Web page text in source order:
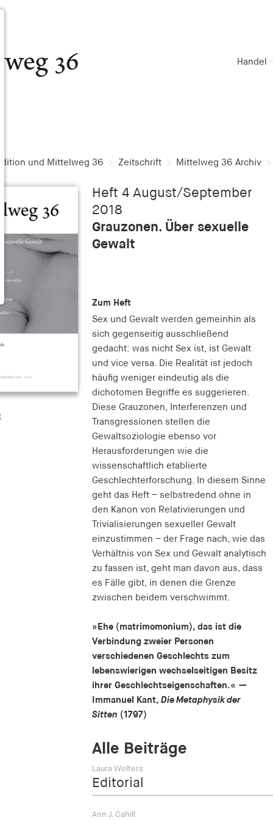
Handel
und Mittelweg 36 Zeitschrift Mittelweg 36 Archiv
Heft 4 August/September
2018
Grauzonen. Über sexuelle
Gewalt
Zum Heft
Sex und Gewalt werden gemeinhin als
sich gegenseitig ausschließend
gedacht: was nicht Sex ist, ist Gewalt
und vice versa. Die Realität ist jedoch
häufig weniger eindeutig als die
dichotomen Begriffe es suggerieren.
Diese Grauzonen, Interferenzen und
Transgressionen stellen die
Gewaltsoziologie ebenso vor
Herausforderungen wie die
wissenschaftlich etablierte
Geschlechterforschung. In diesem Sinne
geht das Heft – selbstredend ohne in
den Kanon von Relativierungen und
Trivialisierungen sexueller Gewalt
einzustimmen – der Frage nach, wie das
Verhältnis von Sex und Gewalt analytisch
zu fassen ist, geht man davon aus, dass
es Fälle gibt, in denen die Grenze
zwischen beidem verschwimmt.
»Ehe (matrimomonium), das ist die
Verbindung zweier Personen
verschiedenen Geschlechts zum
lebenswierigen wechselseitigen Besitz
ihrer Geschlechtseigenschaften.« —
Immanuel Kant, Die Metaphysik der
Sitten (1797)
Alle Beiträge
Laura Wolters
Editorial
Ann J. Cahill